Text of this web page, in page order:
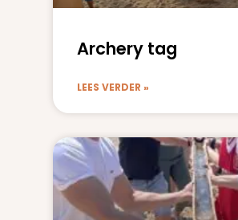
Archery tag
LEES VERDER »